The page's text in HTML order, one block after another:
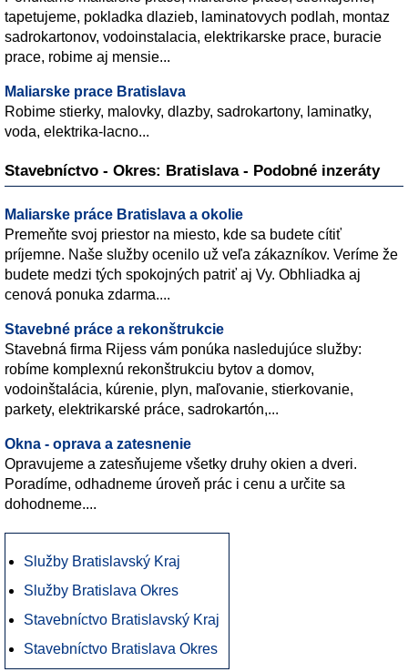
tapetujeme, pokladka dlazieb, laminatovych podlah, montaz
sadrokartonov, vodoinstalacia, elektrikarske prace, buracie
prace, robime aj mensie...
Maliarske prace Bratislava
Robime stierky, malovky, dlazby, sadrokartony, laminatky,
voda, elektrika-lacno...
Stavebníctvo - Okres: Bratislava - Podobné inzeráty
Maliarske práce Bratislava a okolie
Premeňte svoj priestor na miesto, kde sa budete cítiť
príjemne. Naše služby ocenilo už veľa zákazníkov. Veríme že
budete medzi tých spokojných patriť aj Vy. Obhliadka aj
cenová ponuka zdarma....
Stavebné práce a rekonštrukcie
Stavebná firma Rijess vám ponúka nasledujúce služby:
robíme komplexnú rekonštrukciu bytov a domov,
vodoinštalácia, kúrenie, plyn, maľovanie, stierkovanie,
parkety, elektrikarské práce, sadrokartón,...
Okna - oprava a zatesnenie
Opravujeme a zatesňujeme všetky druhy okien a dveri.
Poradíme, odhadneme úroveň prác i cenu a určite sa
dohodneme....
Služby Bratislavský Kraj
Služby Bratislava Okres
Stavebníctvo Bratislavský Kraj
Stavebníctvo Bratislava Okres